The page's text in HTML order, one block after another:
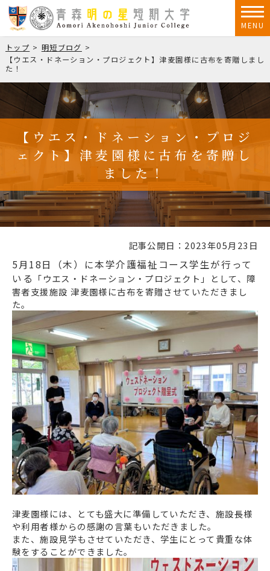
MENU
トップ
明短ブログ
【ウエス・ドネーション・プロジェクト】津麦園様に古布を寄贈しまし
た！
【ウエス・ドネーション・プロジ
ェクト】津麦園様に古布を寄贈し
ました！
記事公開日：2023年05月23日
5月 18日（木）に本学介護福祉コース学生が行って
いる 「ウエス・ドネーション・プロジェクト」として、障
害者支援施設 津麦園様に古布を寄贈させていただきまし
た。
津麦園様には、とても盛大に準備していただき、施設長様
や利用者様からの感謝の言葉もいただきました。
また、施設見学もさせていただき、学生にとって貴重な体
験をすることができました。